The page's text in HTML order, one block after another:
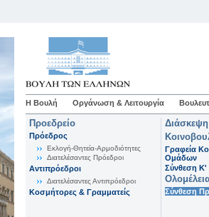
Η Βουλή Οργάνωση & Λειτουργία
Προεδρείο
Πρόεδρος
Εκλογή-Θητεία-Αρμοδιότητες
Διατελέσαντες Πρόεδροι
Αντιπρόεδροι
Διατελέσαντες Αντιπρόεδροι
Κοσμήτορες & Γραμματείς
Γραφεία
Ομάδων
Σύνθεση K'
Σύνθεση